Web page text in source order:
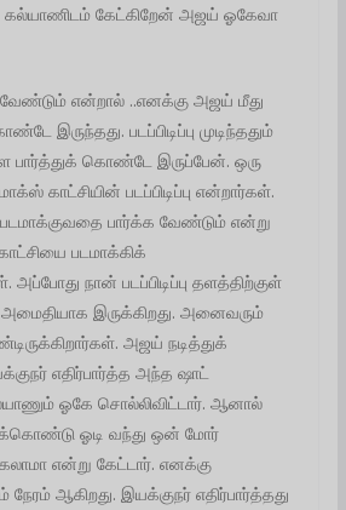
கல்யாணிடம் கேட்கிறேன் அஜய் ஓகேவா
என்றால் ..எனக்கு அஜய் மீது
இருந்தது. படப்பிடிப்பு முடிந்ததும்
கொண்டே இருப்பேன். ஒரு
காட்சியின் படப்பிடிப்பு என்றார்கள்.
பார்க்க வேண்டும் என்று
படமாக்கிக்
நான் படப்பிடிப்பு தளத்திற்குள்
அமைதியாக இருக்கிறது. அனைவரும்
அஜய் நடித்துக்
எதிர்பார்த்த அந்த ஷாட்
ஓகே சொல்லிவிட்டார். ஆனால்
ஓடி வந்து ஒன் மோர்
என்று கேட்டார். எனக்கு
நேரம் ஆகிறது. இயக்குநர் எதிர்பார்த்தது